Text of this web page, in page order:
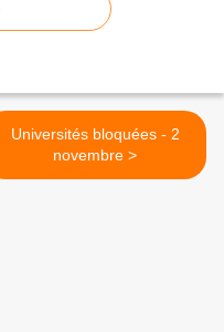
Universités bloquées - 2
novembre >